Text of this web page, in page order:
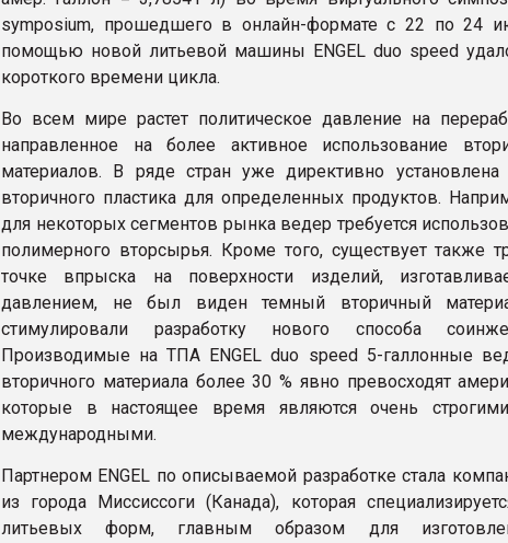
symposium, прошедшего в онлайн-формате с 22 по 24
помощью новой литьевой машины ENGEL duo speed
короткого времени цикла.
Во всем мире растет политическое давление на
направленное на более активное использование
материалов. В ряде стран уже директивно
вторичного пластика для определенных продуктов.
для некоторых сегментов рынка ведер требуется
полимерного вторсырья. Кроме того, существует также
точке впрыска на поверхности изделий,
давлением, не был виден темный вторичный
стимулировали разработку нового способа
Производимые на ТПА ENGEL duo speed 5-галлонные
вторичного материала более 30 % явно превосходят
которые в настоящее время являются очень
международными.
Партнером ENGEL по описываемой разработке стала
из города Миссиссоги (Канада), которая
литьевых форм, главным образом для